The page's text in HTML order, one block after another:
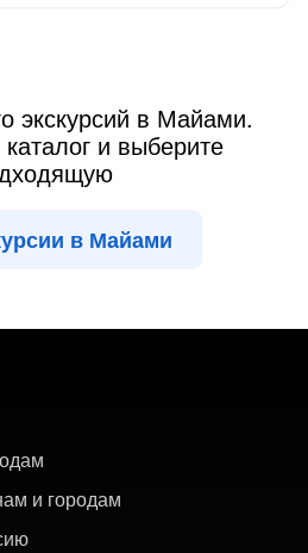
экскурсий в Майами.
и выберите
в Майами
и городам